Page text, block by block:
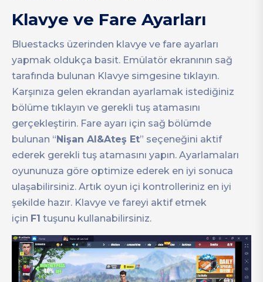
Klavye ve Fare Ayarları
Bluestacks üzerinden klavye ve fare ayarları
yapmak oldukça basit. Emülatör ekranının sağ
tarafında bulunan Klavye simgesine tıklayın.
Karşınıza gelen ekrandan ayarlamak istediğiniz
bölüme tıklayın ve gerekli tuş atamasını
gerçekleştirin. Fare ayarı için sağ bölümde
bulunan “Nişan Al&Ateş Et” seçeneğini aktif
ederek gerekli tuş atamasını yapın. Ayarlamaları
oyununuza göre optimize ederek en iyi sonuca
ulaşabilirsiniz. Artık oyun içi kontrolleriniz en iyi
şekilde hazır. Klavye ve fareyi aktif etmek
için F1 tuşunu kullanabilirsiniz.